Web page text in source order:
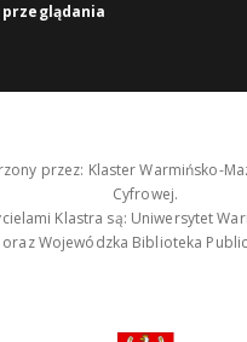
przez: Klaster Warmińsko-
Cyfrowej.
Klastra są: Uniwersytet
Wojewódzka Biblioteka